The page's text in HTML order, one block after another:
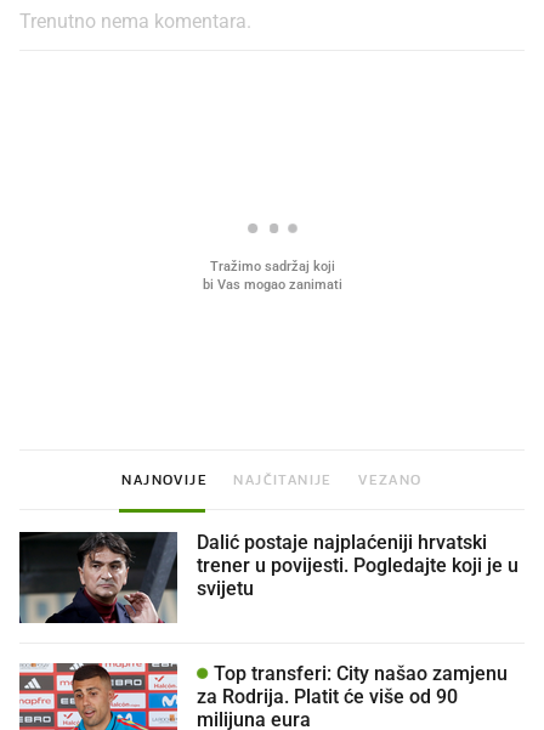
Trenutno nema komentara.
NAJNOVIJE NAJČITANIJE VEZANO
Dalić postaje najplaćeniji hrvatski
trener u povijesti. Pogledajte koji je u
svijetu
Top transferi: City našao zamjenu
za Rodrija. Platit će više od 90
milijuna eura